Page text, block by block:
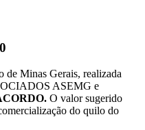
de Minas Gerais, realizada
ASEMG e
O valor sugerido
do quilo do